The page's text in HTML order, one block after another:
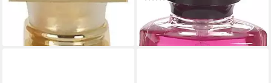
(52,07 €/ 100 ml)
-32%
leider ausverkauft
ab 18,70 €
(623,33 €/ 1 l)
lieferbar in 3 Wochen